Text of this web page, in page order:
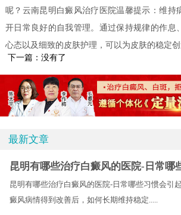
呢？云南昆明白癜风治疗医院温馨提示：维持
开日常良好的自我管理。通过保持规律的作息
心态以及细致的皮肤护理，可以为皮肤的稳定创
下一篇：没有了
最新文章
昆明有哪些治疗白癜风的医院-日常哪
昆明有哪些治疗白癜风的医院-日常哪些习惯会引
癜风病情得到改善后，如何长期维持稳定.....